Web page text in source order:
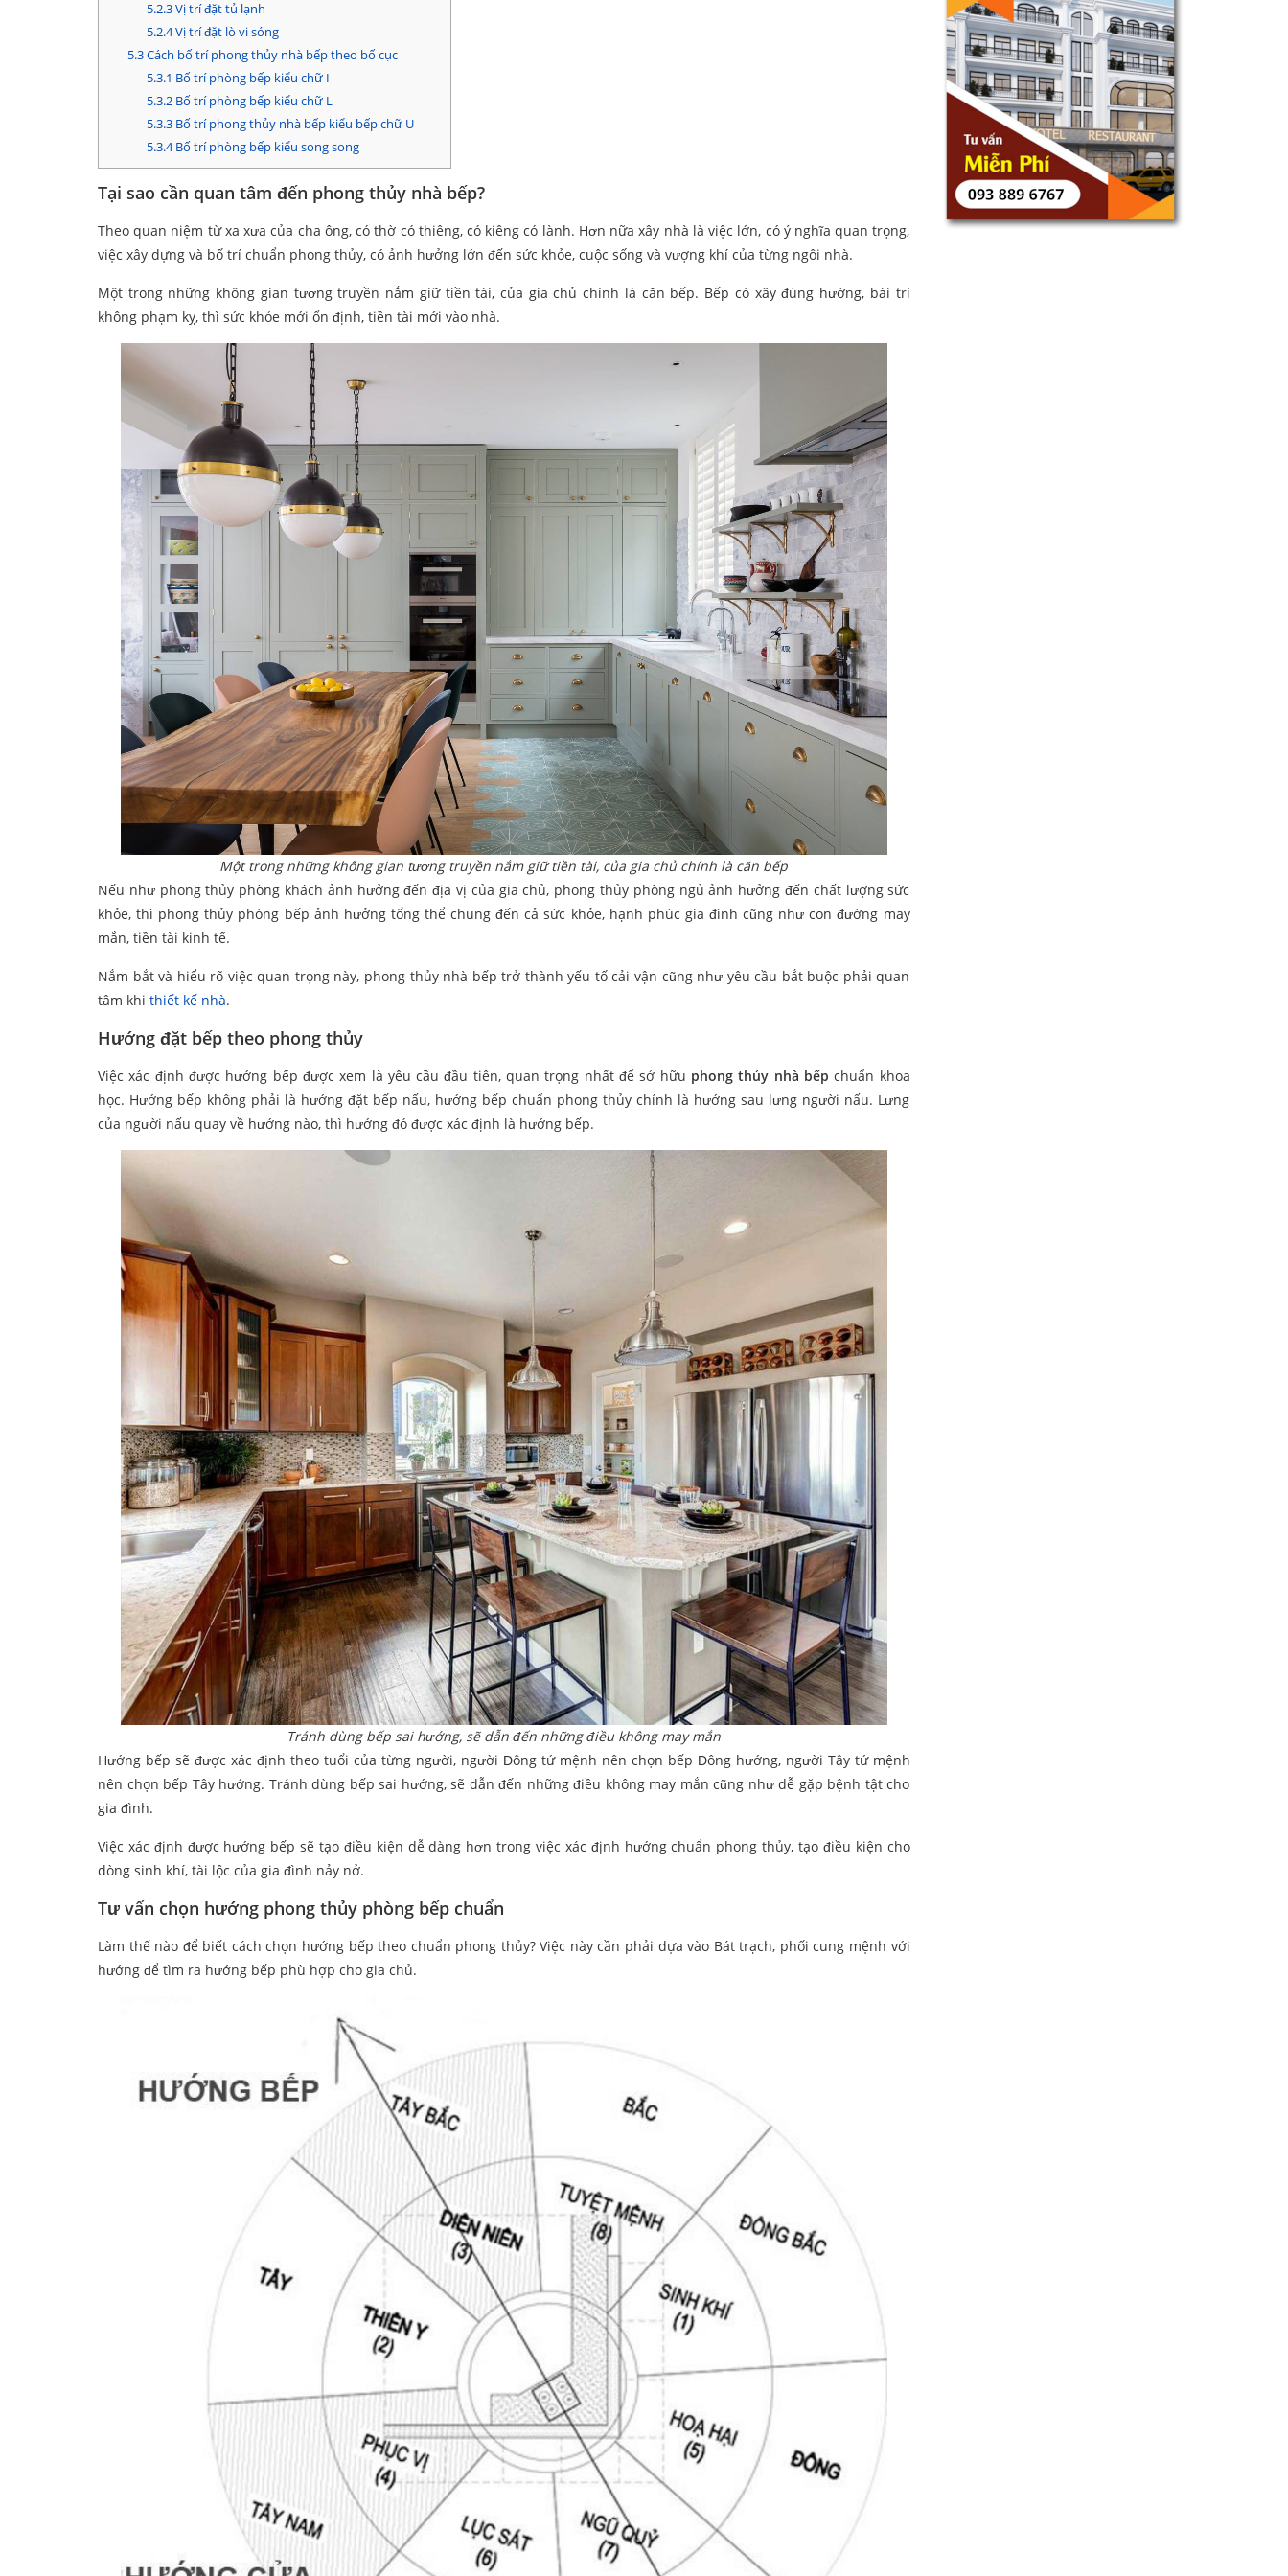
5.2.3Vị trí đặt tủ lạnh
5.2.4Vị trí đặt lò vi sóng
5.3Cách bố trí phong thủy nhà bếp theo bố cục
5.3.1 Bố trí phòng bếp kiểu chữ I
5.3.2Bố trí phòng bếp kiểu chữ L
5.3.3Bố trí phong thủy nhà bếp kiểu bếp chữ U
5.3.4Bố trí phòng bếp kiểu song song
Tại sao cần quan tâm đến phong thủy nhà bếp?
Theo quan niệm từ xa xưa của cha ông, có thờ có thiêng, có kiêng có lành. Hơn nữa xây nhà là việc lớn, có ý nghĩa quan trọng,
việc xây dựng và bố trí chuẩn phong thủy, có ảnh hưởng lớn đến sức khỏe, cuộc sống và vượng khí của từng ngôi nhà.
Một trong những không gian tương truyền nắm giữ tiền tài, của gia chủ chính là căn bếp. Bếp có xây đúng hướng, bài trí
không phạm kỵ, thì sức khỏe mới ổn định, tiền tài mới vào nhà.
Một trong những không gian tương truyền nắm giữ tiền tài, của gia chủ chính là căn bếp
Nếu như phong thủy phòng khách ảnh hưởng đến địa vị của gia chủ, phong thủy phòng ngủ ảnh hưởng đến chất lượng sức
khỏe, thì phong thủy phòng bếp ảnh hưởng tổng thể chung đến cả sức khỏe, hạnh phúc gia đình cũng như con đường may
mắn, tiền tài kinh tế.
Nắm bắt và hiểu rõ việc quan trọng này, phong thủy nhà bếp trở thành yếu tố cải vận cũng như yêu cầu bắt buộc phải quan
tâm khi thiết kế nhà.
Hướng đặt bếp theo phong thủy
Việc xác định được hướng bếp được xem là yêu cầu đầu tiên, quan trọng nhất để sở hữu phong thủy nhà bếp chuẩn khoa
học. Hướng bếp không phải là hướng đặt bếp nấu, hướng bếp chuẩn phong thủy chính là hướng sau lưng người nấu. Lưng
của người nấu quay về hướng nào, thì hướng đó được xác định là hướng bếp.
Tránh dùng bếp sai hướng, sẽ dẫn đến những điều không may mắn
Hướng bếp sẽ được xác định theo tuổi của từng người, người Đông tứ mệnh nên chọn bếp Đông hướng, người Tây tứ mệnh
nên chọn bếp Tây hướng. Tránh dùng bếp sai hướng, sẽ dẫn đến những điều không may mắn cũng như dễ gặp bệnh tật cho
gia đình.
Việc xác định được hướng bếp sẽ tạo điều kiện dễ dàng hơn trong việc xác định hướng chuẩn phong thủy, tạo điều kiện cho
dòng sinh khí, tài lộc của gia đình nảy nở.
Tư vấn chọn hướng phong thủy phòng bếp chuẩn
Làm thế nào để biết cách chọn hướng bếp theo chuẩn phong thủy? Việc này cần phải dựa vào Bát trạch, phối cung mệnh với
hướng để tìm ra hướng bếp phù hợp cho gia chủ.